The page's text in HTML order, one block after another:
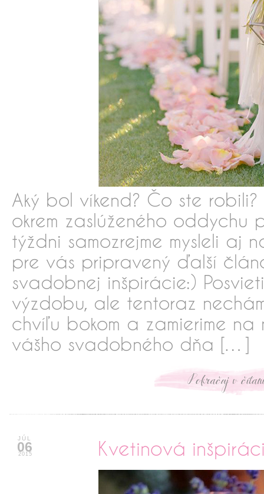
Aký bol víkend? Čo ste
okrem zaslúženého oddychu
týždni samozrejme mysleli aj
pre vás pripravený ďalší
svadobnej inšpirácie:)
výzdobu, ale tentoraz
chvíľu bokom a zamierime na
vášho svadobného dňa […]
JÚL
06
2015 Kvetinová